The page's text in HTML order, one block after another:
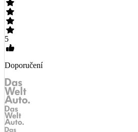
5
Doporučení